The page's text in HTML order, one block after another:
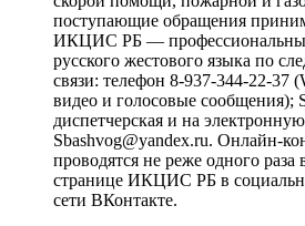
поступающие обращения
ИКЦИС РБ —
русского жестового языка по
связи: телефон 8-937-344-22-37
видео и голосовые
диспетчерская и на
Sbashvog@yandex.ru. Онлайн-
проводятся не реже одного раза
странице ИКЦИС РБ в
сети ВКонтакте .